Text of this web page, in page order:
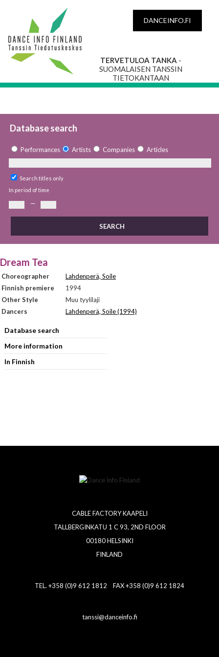
DANCEINFO.FI
TERVETULOA TANKA -
SUOMALAISEN TANSSIN
TIETOKANTAAN
Database search
Performances Artists Companies Articles
Search titles only
In period of time
—
Dream Tea
Choreographer
Lahdenperä, Soile
Finnish premiere
1994
Other Style
Muu tyylilaji
Dancers
Lahdenperä, Soile (1994)
Database search
More information
In Finnish
CABLE FACTORY KAAPELI
TALLBERGINKATU 1 C 93, 2ND FLOOR
00180 HELSINKI
FINLAND
TEL. +358 (0)9 612 1812 FAX +358 (0)9 612 1824
tanssi@danceinfo.fi